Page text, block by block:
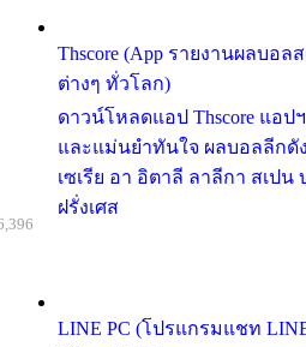
Thscore (App รายงานผลบอ
ต่างๆ ทั่วโลก)
ดาวน์โหลดแอป Thscore แอป
และแม่นยำทันใจ ผลบอลลีกดั
เซเรีย อา อิตาลี ลาลีกา สเปน
ฝรั่งเศส
LINE PC (โปรแกรมแชท